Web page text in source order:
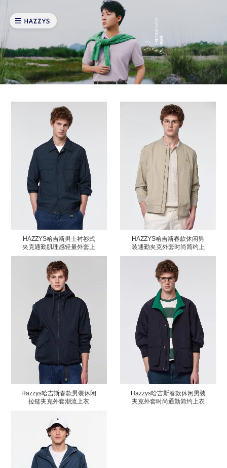
HAZZYS哈吉斯男士衬衫式
夹克通勤肌理感轻量外套上
衣
HAZZYS哈吉斯春款休闲男
装通勤夹克外套时尚简约上
衣
Hazzys哈吉斯春款男装休闲
拉链夹克外套潮流上衣
Hazzys哈吉斯春款休闲男装
夹克外套时尚通勤简约上衣